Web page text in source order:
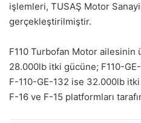
işlemleri, TUSAŞ Motor
gerçekleştirilmiştir.
F110 Turbofan Motor ailesinin
28.000lb itki gücüne; F110-
F-110-GE-132 ise 32.000lb
F-16 ve F-15 platformları